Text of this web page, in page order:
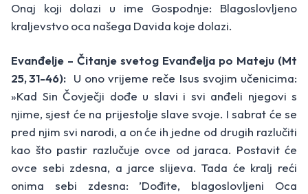
Onaj koji dolazi u ime Gospodnje: Blagoslovljeno
kraljevstvo oca našega Davida koje dolazi.
Evanđelje – Čitanje svetog Evanđelja po Mateju (Mt
25, 31-46): U ono vrijeme reče Isus svojim učenicima:
»Kad Sin Čovječji dođe u slavi i svi anđeli njegovi s
njime, sjest će na prijestolje slave svoje. I sabrat će se
pred njim svi narodi, a on će ih jedne od drugih razlučiti
kao što pastir razlučuje ovce od jaraca. Postavit će
ovce sebi zdesna, a jarce slijeva. Tada će kralj reći
onima sebi zdesna: ’Dođite, blagoslovljeni Oca